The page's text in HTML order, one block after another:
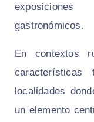
gastronómicos.
En contextos
características
localidades
un elemento